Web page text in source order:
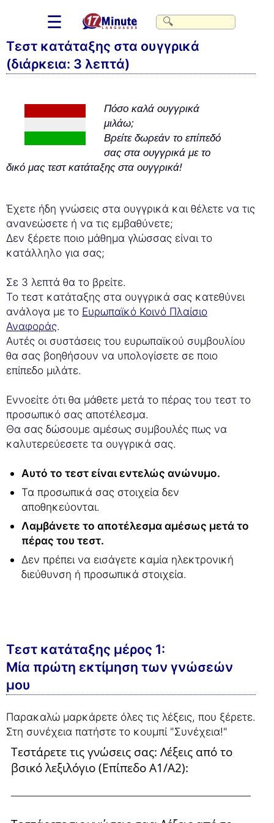
☰
Τεστ κατάταξης στα ουγγρικά
(διάρκεια: 3 λεπτά)
Πόσο καλά ουγγρικά
μιλάω;
Βρείτε δωρεάν το επίπεδό
σας στα ουγγρικά με το
δικό μας τεστ κατάταξης στα ουγγρικά!
Έχετε ήδη γνώσεις στα ουγγρικά και θέλετε να τις
ανανεώσετε ή να τις εμβαθύνετε;
Δεν ξέρετε ποιο μάθημα γλώσσας είναι το
κατάλληλο για σας;
Σε 3 λεπτά θα το βρείτε.
Το τεστ κατάταξης στα ουγγρικά σας κατεθύνει
ανάλογα με το Ευρωπαϊκό Κοινό Πλαίσιο
Αναφοράς.
Αυτές οι συστάσεις του ευρωπαϊκού συμβουλίου
θα σας βοηθήσουν να υπολογίσετε σε ποιο
επίπεδο μιλάτε.
Εννοείτε ότι θα μάθετε μετά το πέρας του τεστ το
προσωπικό σας αποτέλεσμα.
Θα σας δώσουμε αμέσως συμβουλές πως να
καλυτερεύεσετε τα ουγγρικά σας.
Αυτό το τεστ είναι εντελώς ανώνυμο.
Τα προσωπικά σας στοιχεία δεν
αποθηκεύονται.
Λαμβάνετε το αποτέλεσμα αμέσως μετά το
πέρας του τεστ.
Δεν πρέπει να εισάγετε καμία ηλεκτρονική
διεύθυνση ή προσωπικά στοιχεία.
Τεστ κατάταξης μέρος 1:
Μία πρώτη εκτίμηση των γνώσεών
μου
Παρακαλώ μαρκάρετε όλες τις λέξεις, που ξέρετε.
Στη συνέχεια πατήστε το κουμπί "Συνέχεια!"
Τεστάρετε τις γνώσεις σας: Λέξεις από το
βσικό λεξιλόγιο (Επίπεδο Α1/Α2):